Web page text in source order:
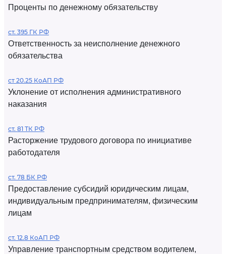
Проценты по денежному обязательству
ст. 395 ГК РФ
Ответственность за неисполнение денежного
обязательства
ст 20.25 КоАП РФ
Уклонение от исполнения административного
наказания
ст. 81 ТК РФ
Расторжение трудового договора по инициативе
работодателя
ст. 78 БК РФ
Предоставление субсидий юридическим лицам,
индивидуальным предпринимателям, физическим
лицам
ст. 12.8 КоАП РФ
Управление транспортным средством водителем,